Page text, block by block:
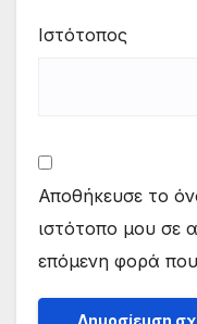
Ιστότοπος
Αποθήκευσε το
ιστότοπο μου σε
επόμενη φορά